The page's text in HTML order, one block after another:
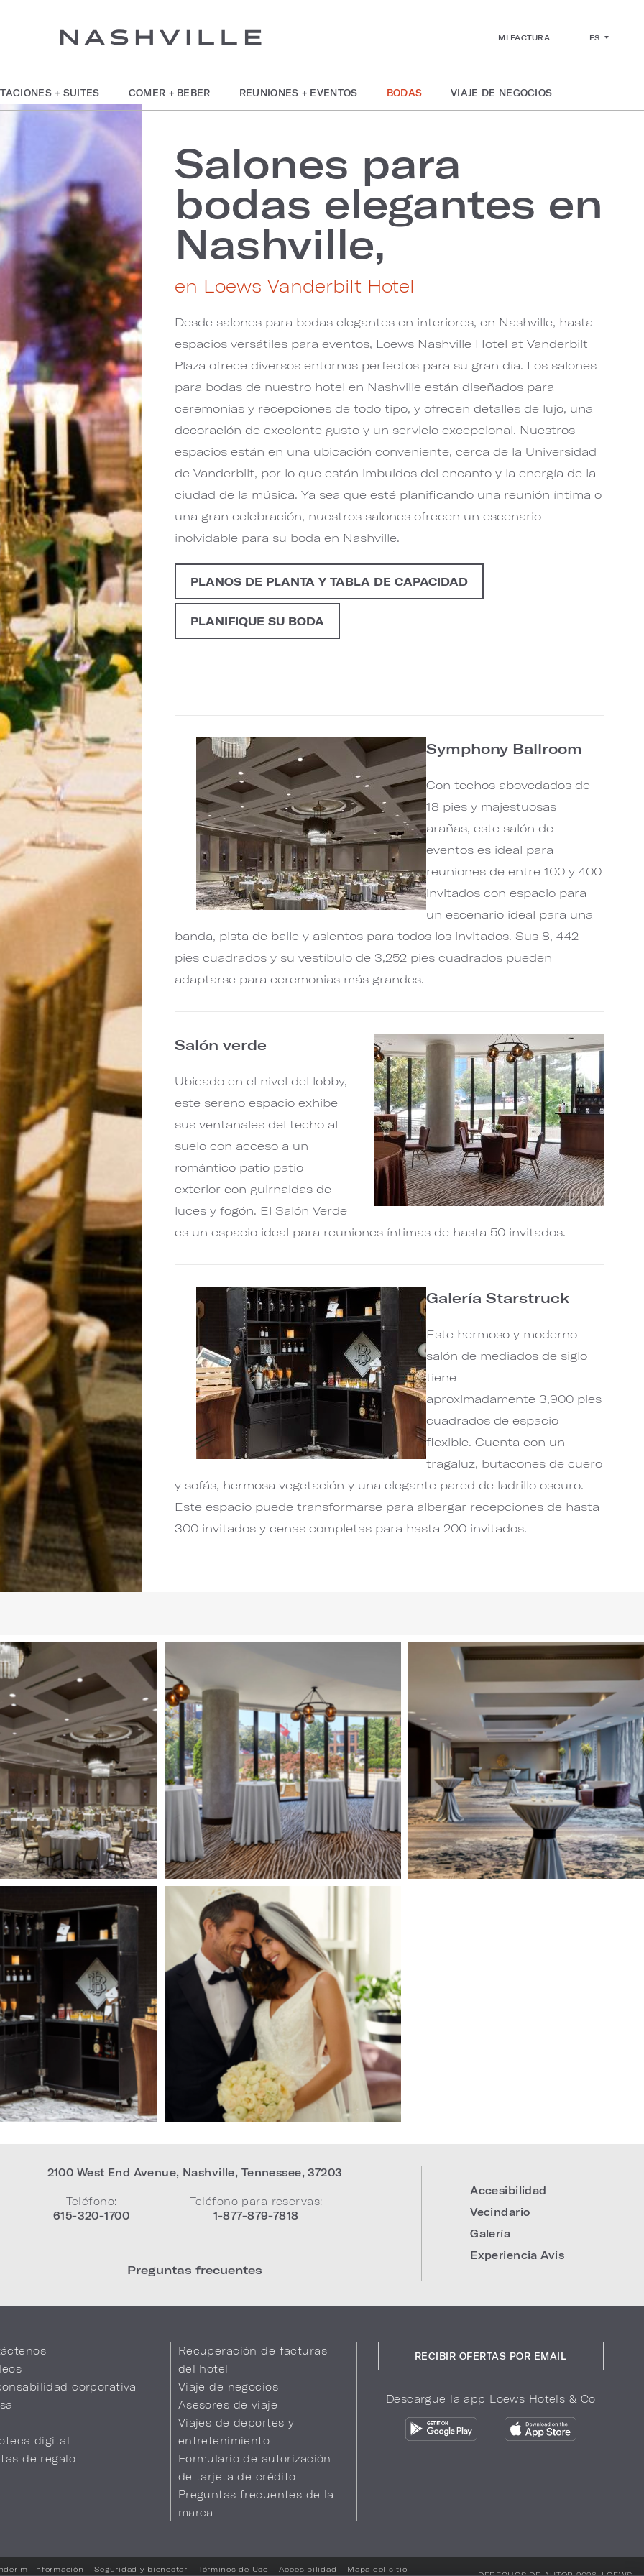
MI FACTURA ES
+ SUITES COMER + BEBER REUNIONES + EVENTOS BODAS VIAJE DE NEGOCIOS
Salones para
bodas elegantes en
Nashville,
en Loews Vanderbilt Hotel
Desde salones para bodas elegantes en interiores, en Nashville, hasta
espacios versátiles para eventos, Loews Nashville Hotel at Vanderbilt
Plaza ofrece diversos entornos perfectos para su gran día. Los salones
para bodas de nuestro hotel en Nashville están diseñados para
ceremonias y recepciones de todo tipo, y ofrecen detalles de lujo, una
decoración de excelente gusto y un servicio excepcional. Nuestros
espacios están en una ubicación conveniente, cerca de la Universidad
de Vanderbilt, por lo que están imbuidos del encanto y la energía de la
ciudad de la música. Ya sea que esté planificando una reunión íntima o
una gran celebración, nuestros salones ofrecen un escenario
inolvidable para su boda en Nashville.
PLANOS DE PLANTA Y TABLA DE CAPACIDAD
PLANIFIQUE SU BODA
Symphony Ballroom
Con techos abovedados de
18 pies y majestuosas
arañas, este salón de
eventos es ideal para
reuniones de entre 100 y 400
invitados con espacio para
un escenario ideal para una
banda, pista de baile y asientos para todos los invitados. Sus 8, 442
pies cuadrados y su vestíbulo de 3,252 pies cuadrados pueden
adaptarse para ceremonias más grandes.
Salón verde
Ubicado en el nivel del lobby,
este sereno espacio exhibe
sus ventanales del techo al
suelo con acceso a un
romántico patio patio
exterior con guirnaldas de
luces y fogón. El Salón Verde
es un espacio ideal para reuniones íntimas de hasta 50 invitados.
Galería Starstruck
Este hermoso y moderno
salón de mediados de siglo
tiene
aproximadamente 3,900 pies
cuadrados de espacio
flexible. Cuenta con un
tragaluz, butacones de cuero
y sofás, hermosa vegetación y una elegante pared de ladrillo oscuro.
Este espacio puede transformarse para albergar recepciones de hasta
300 invitados y cenas completas para hasta 200 invitados.
3
of
7
(Gallery
"Weddings")
7
(Gallery
"Weddings")
Image
(Gallery
"Weddings")
2100 West End Avenue, Nashville, Tennessee,37203
Teléfono:
615-320-1700
Teléfono para reservas:
1-877-879-7818
Preguntas frecuentes
Accesibilidad
Vecindario
Galería
Experiencia Avis
corporativa
digital
de regalo
Recuperación de facturas
del hotel
Viaje de negocios
Asesores de viaje
Viajes de deportes y
entretenimiento
Formulario de autorización
de tarjeta de crédito
Preguntas frecuentes de la
marca
RECIBIR OFERTAS POR EMAIL
Descargue la app Loews Hotels & Co
mi información Seguridad y bienestar Términos de Uso Accesibilidad Mapa del sitio